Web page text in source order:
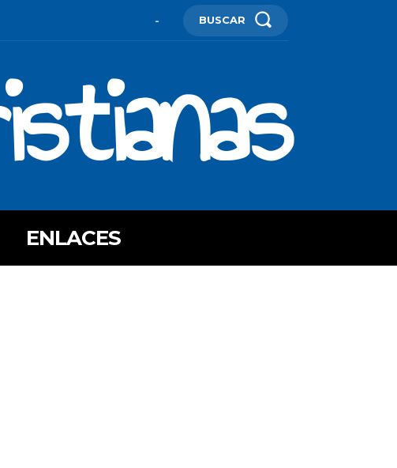
- BUSCAR
ENLACES